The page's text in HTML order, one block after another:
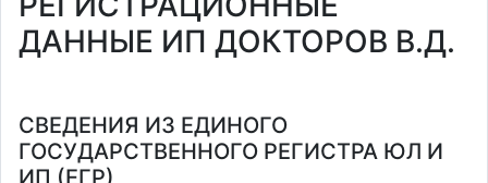
ДАННЫЕ ИП ДОКТОРОВ В.Д.
СВЕДЕНИЯ ИЗ ЕДИНОГО
ГОСУДАРСТВЕННОГО РЕГИСТРА ЮЛ И
ИП (ЕГР)